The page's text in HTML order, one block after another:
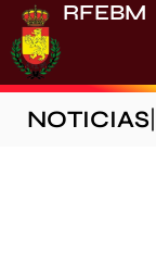
RFEBM
NOTICIAS